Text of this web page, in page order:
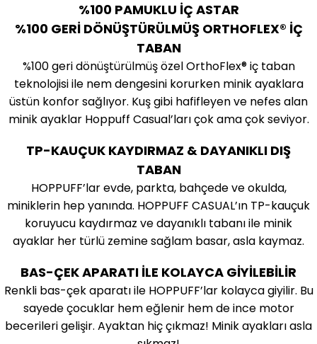
%100 PAMUKLU İÇ ASTAR
%100 GERİ DÖNÜŞTÜRÜLMÜŞ ORTHOFLEX® İÇ
TABAN
%100 geri dönüştürülmüş özel OrthoFlex® iç taban
teknolojisi ile nem dengesini korurken minik ayaklara
üstün konfor sağlıyor. Kuş gibi hafifleyen ve nefes alan
minik ayaklar Hoppuff Casual’ları çok ama çok seviyor.
TP-KAUÇUK KAYDIRMAZ & DAYANIKLI DIŞ
TABAN
HOPPUFF’lar evde, parkta, bahçede ve okulda,
miniklerin hep yanında. HOPPUFF CASUAL’ın TP-kauçuk
koruyucu kaydırmaz ve dayanıklı tabanı ile minik
ayaklar her türlü zemine sağlam basar, asla kaymaz.
BAS-ÇEK APARATI İLE KOLAYCA GİYİLEBİLİR
Renkli bas-çek aparatı ile HOPPUFF’lar kolayca giyilir. Bu
sayede çocuklar hem eğlenir hem de ince motor
becerileri gelişir. Ayaktan hiç çıkmaz! Minik ayakları asla